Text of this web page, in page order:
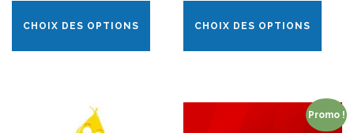
CHOIX DES OPTIONS CHOIX DES OPTIONS
Promo !